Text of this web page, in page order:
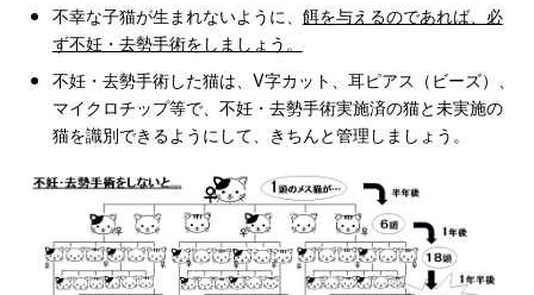
不幸な子猫が生まれないように、 餌を与えるのであれば、必
ず不妊・去勢手術をしましょう。
不妊・去勢手術した猫は、V字カット、耳ピアス（ビーズ）、
マイクロチップ等で、不妊・去勢手術実施済の猫と未実施の
猫を識別できるようにして、きちんと管理しましょう。